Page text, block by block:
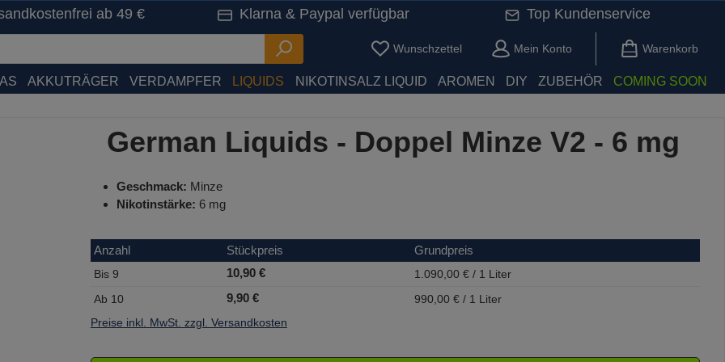
ab 49 € Klarna & Paypal verfügbar Top Kundenservice
Wunschzettel Du hast 0 Produkte auf dem Merkzettel
Mein Konto Warenkorb
AKKUTRÄGER VERDAMPFER LIQUIDS NIKOTINSALZ LIQUID AROMEN DIY ZUBEHÖR COMING SOON
German Liquids - Doppel Minze V2 - 6 mg
Geschmack: Minze
Nikotinstärke: 6 mg
Anzahl Stückpreis Grundpreis
Bis 9 10,90 €
1.090,00 € / 1 Liter
Ab 10 9,90 €
990,00 € / 1 Liter
Preise inkl. MwSt. zzgl. Versandkosten